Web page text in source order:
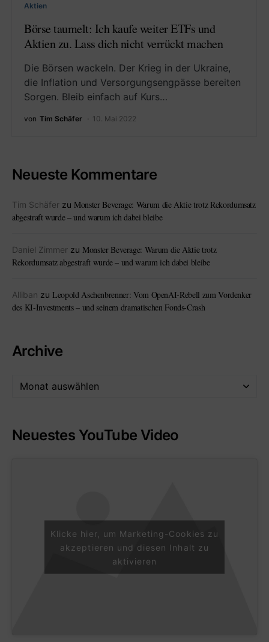
Aktien
Börse taumelt: Ich kaufe weiter ETFs und
Aktien zu. Lass dich nicht verrückt machen
Die Börsen wackeln. Der Krieg in der Ukraine,
die Inflation und Versorgungsengpässe bereiten
Sorgen. Bleib einfach auf Kurs…
von Tim Schäfer 10. Mai 2022
Neueste Kommentare
Tim Schäfer zu Monster Beverage: Warum die Aktie trotz Rekordumsatz
abgestraft wurde – und warum ich dabei bleibe
Daniel Zimmer zu Monster Beverage: Warum die Aktie trotz
Rekordumsatz abgestraft wurde – und warum ich dabei bleibe
Alliban zu Leopold Aschenbrenner: Vom OpenAI-Rebell zum Vordenker
des KI-Investments – und seinem dramatischen Fonds-Crash
Archive
Neuestes YouTube Video
Klicke hier, um Marketing-Cookies zu
akzeptieren und diesen Inhalt zu
aktivieren